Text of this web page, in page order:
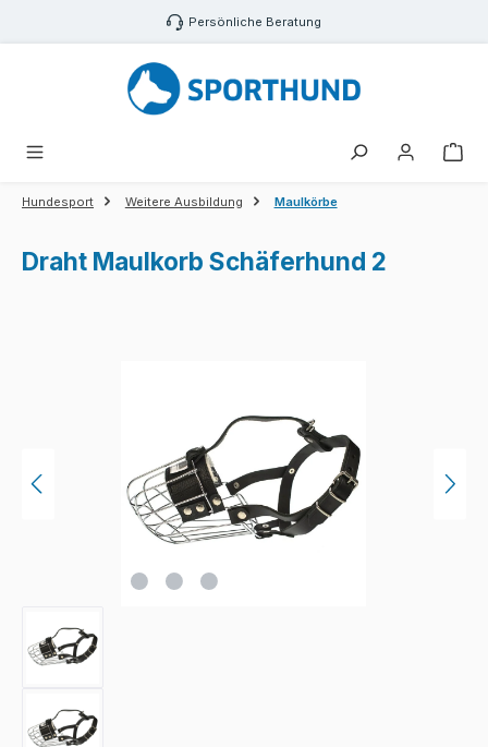
Zum Hauptinhalt springen Persönliche Beratung
Hundesport Weitere Ausbildung Maulkörbe
Draht Maulkorb Schäferhund 2